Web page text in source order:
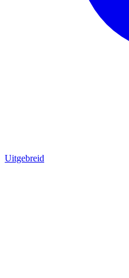
Uitgebreid